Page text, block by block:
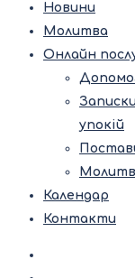
Новини
Молитва
Онлайн
упокій
Календар
Контакти